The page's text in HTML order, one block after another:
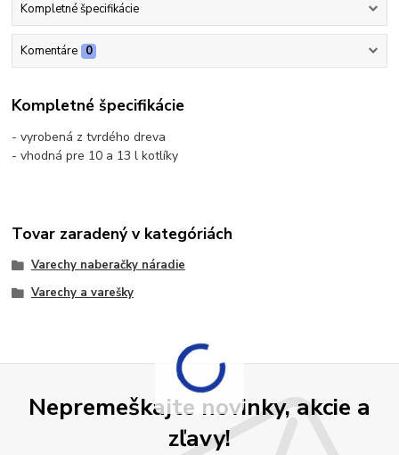
Kompletné špecifikácie
Komentáre 0
Kompletné špecifikácie
- vyrobená z tvrdého dreva
- vhodná pre 10 a 13 l kotlíky
Tovar zaradený v kategóriách
Varechy naberačky náradie
Varechy a varešky
Nepremeškajte novinky, akcie a
zľavy!